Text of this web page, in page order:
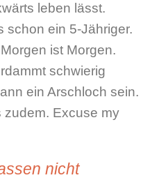
leben lässt.
schon ein 5-Jähriger.
ist Morgen.
schwierig
ein Arschloch sein.
zudem. Excuse my
nicht